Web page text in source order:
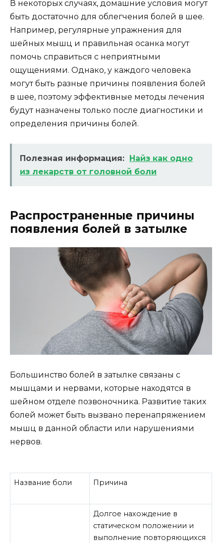
В некоторых случаях, домашние условия могут
быть достаточно для облегчения болей в шее.
Например, регулярные упражнения для
шейных мышц и правильная осанка могут
помочь справиться с неприятными
ощущениями. Однако, у каждого человека
могут быть разные причины появления болей
в шее, поэтому эффективные методы лечения
будут назначены только после диагностики и
определения причины болей.
Полезная информация: Найз как одно
из лекарств от головной боли
Распространенные причины
появления болей в затылке
Большинство болей в затылке связаны с
мышцами и нервами, которые находятся в
шейном отделе позвоночника. Развитие таких
болей может быть вызвано перенапряжением
мышц в данной области или нарушениями
нервов.
Название боли Причина
Долгое нахождение в
статическом положении и
выполнение повторяющихся